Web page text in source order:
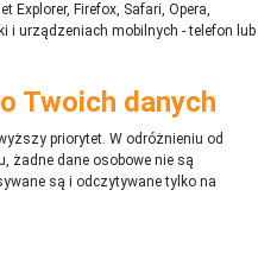
Explorer, Firefox, Safari, Opera,
i urządzeniach mobilnych - telefon lub
Twoich danych
priorytet. W odróżnieniu od
żadne dane osobowe nie są
są i odczytywane tylko na